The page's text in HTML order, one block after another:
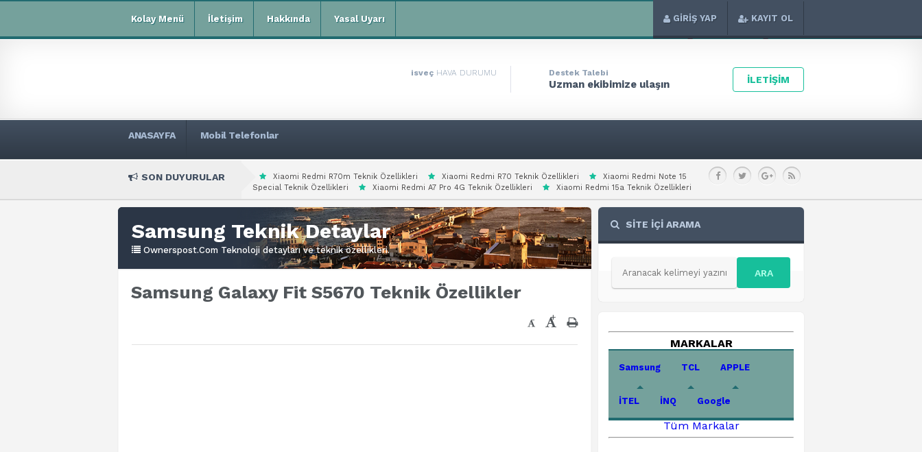
Kolay Menü İletişim Hakkında Yasal Uyarı GİRİŞ YAP KAYIT OL
isveç HAVA DURUMU Destek Talebi
Uzman ekibimize ulaşın İLETİŞİM
ANASAYFA Mobil Telefonlar
SON DUYURULAR Xiaomi Redmi R70m Teknik Özellikleri Xiaomi Redmi R70 Teknik Özellikleri
Xiaomi Redmi Note 15
Special Teknik Özellikleri
Xiaomi Redmi A7 Pro 4G Teknik Özellikleri Xiaomi Redmi 15a Teknik Özellikleri
Samsung Teknik Detaylar
Ownerspost.Com Teknoloji detayları ve teknik özellikleri.
Samsung Galaxy Fit S5670 Teknik Özellikler
- +
SİTE İÇİ ARAMA
ARA
MARKALAR
Samsung TCL APPLE
İTEL İNQ Google
Tüm Markalar